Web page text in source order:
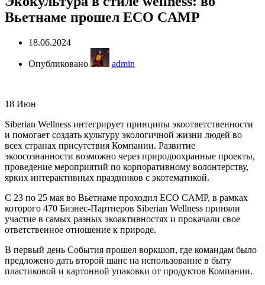
Вьетнаме прошел ECO CAMP
18.06.2024
Опубликовано admin
18 Июн
Siberian Wellness интегрирует принципы экоответственности
и помогает создать культуру экологичной жизни людей во
всех странах присутствия Компании. Развитие
экоосознанности возможно через природоохранные проекты,
проведение мероприятий по корпоративному волонтерству,
ярких интерактивных праздников с экотематикой.
С 23 по 25 мая во Вьетнаме проходил ECO CAMP, в рамках
которого 470 Бизнес-Партнеров Siberian Wellness приняли
участие в самых разных экоактивностях и прокачали свое
ответственное отношение к природе.
В первый день События прошел воркшоп, где командам было
предложено дать второй шанс на использование в быту
пластиковой и картонной упаковки от продуктов Компании.